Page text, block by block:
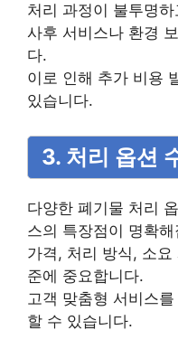
처리 과정이 불투명하
사후 서비스나 환경
다.
이로 인해 추가 비용
있습니다.
3. 처리 옵션
다양한 폐기물 처리
스의 특장점이 명확해
가격, 처리 방식, 소
준에 중요합니다.
고객 맞춤형 서비스
할 수 있습니다.